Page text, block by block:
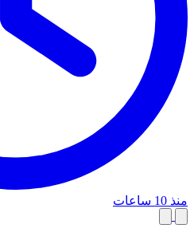
منذ 10 ساعات